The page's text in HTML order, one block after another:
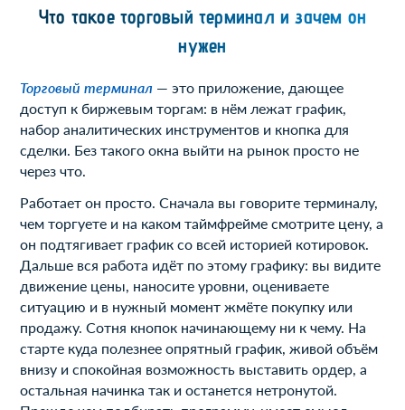
Что такое торговый терминал и зачем он
нужен
Торговый терминал — это приложение, дающее
доступ к биржевым торгам: в нём лежат график,
набор аналитических инструментов и кнопка для
сделки. Без такого окна выйти на рынок просто не
через что.
Работает он просто. Сначала вы говорите терминалу,
чем торгуете и на каком таймфрейме смотрите цену, а
он подтягивает график со всей историей котировок.
Дальше вся работа идёт по этому графику: вы видите
движение цены, наносите уровни, оцениваете
ситуацию и в нужный момент жмёте покупку или
продажу. Сотня кнопок начинающему ни к чему. На
старте куда полезнее опрятный график, живой объём
внизу и спокойная возможность выставить ордер, а
остальная начинка так и останется нетронутой.